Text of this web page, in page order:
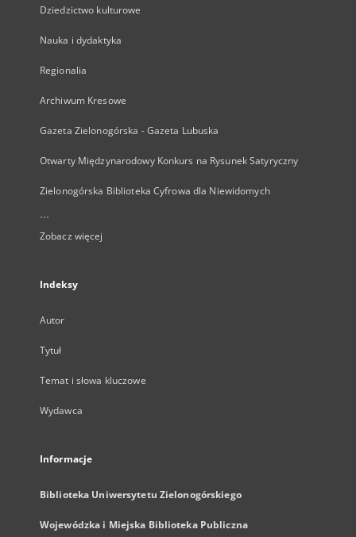
Dziedzictwo kulturowe
Nauka i dydaktyka
Regionalia
Archiwum Kresowe
Gazeta Zielonogórska - Gazeta Lubuska
Otwarty Międzynarodowy Konkurs na Rysunek Satyryczny
Zielonogórska Biblioteka Cyfrowa dla Niewidomych
...
Zobacz więcej
Indeksy
Autor
Tytuł
Temat i słowa kluczowe
Wydawca
Informacje
Biblioteka Uniwersytetu Zielonogórskiego
Wojewódzka i Miejska Biblioteka Publiczna